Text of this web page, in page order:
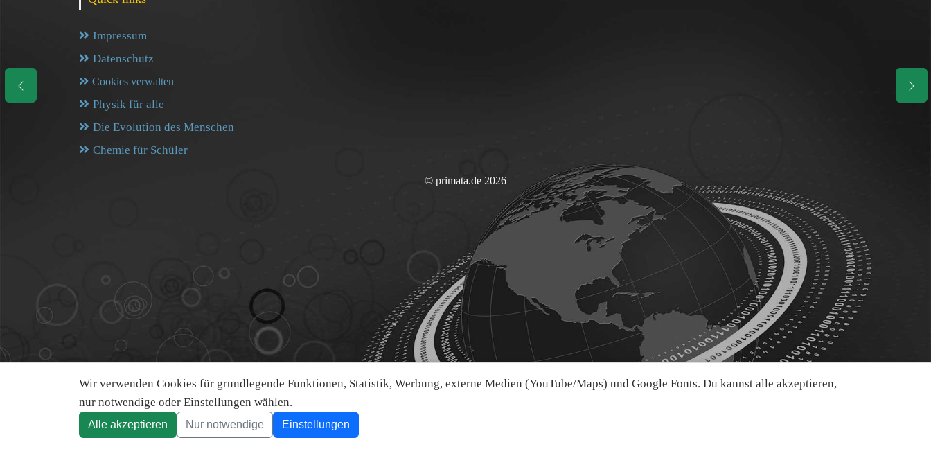
Wir verwenden Cookies für grundlegende Funktionen, Statistik, Werbung, externe Medien (YouTube/Maps) und Google Fonts. Du kannst alle akzeptieren,
nur notwendige oder Einstellungen wählen.
Alle akzeptieren Nur notwendige Einstellungen
Impressum
Datenschutz
Cookies verwalten
Physik für alle
Die Evolution des Menschen
Chemie für Schüler
© primata.de 2026